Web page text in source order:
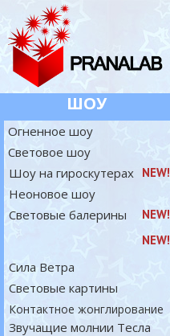
ШОУ
NEW!
NEW!
NEW!
Огненное шоу
Световое шоу
Контактное жонглирование
Световые картины
Сила Ветра
Звучащие молнии Тесла
Неоновое шоу
Световые балерины
Шоу на гироскутерах